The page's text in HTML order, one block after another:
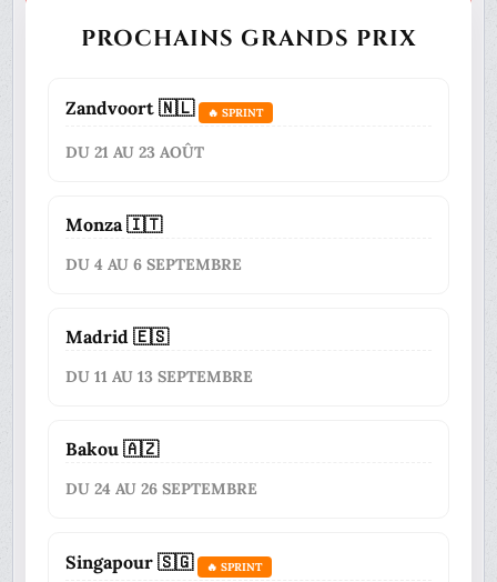
PROCHAINS GRANDS PRIX
Zandvoort 🇳🇱 🔥 SPRINT
DU 21 AU 23 AOÛT
Monza 🇮🇹
DU 4 AU 6 SEPTEMBRE
Madrid 🇪🇸
DU 11 AU 13 SEPTEMBRE
Bakou 🇦🇿
DU 24 AU 26 SEPTEMBRE
Singapour 🇸🇬 🔥 SPRINT